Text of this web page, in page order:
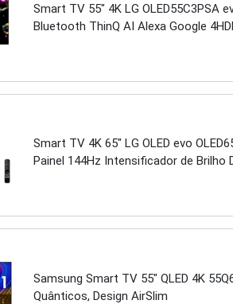
Smart TV 55" 4K LG OLED55C3PSA
Bluetooth ThinQ AI Alexa Google
Smart TV 4K 65" LG OLED evo
Painel 144Hz Intensificador de Brilho
Samsung Smart TV 55" QLED 4K
Quânticos, Design AirSlim